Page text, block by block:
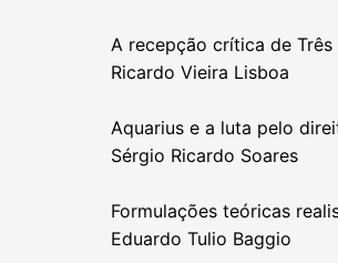
A recepção crítica de
Ricardo Vieira Lisboa
Aquarius e a luta pelo
Sérgio Ricardo Soares
Formulações teóricas
Eduardo Tulio Baggio